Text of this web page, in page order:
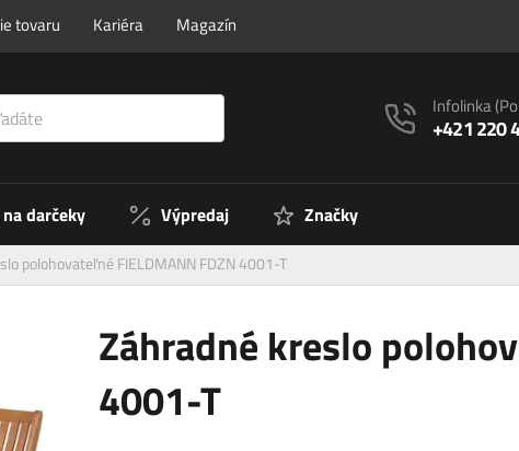
tovaru Kariéra Magazín
Infolinka
+421 220
darčeky Výpredaj Značky
polohovateľné FIELDMANN FDZN 4001-T
Záhradné kreslo
4001-T